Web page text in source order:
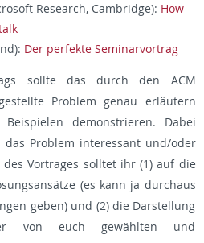
Research, Cambridge): How
Der perfekte Seminarvortrag
sollte das durch den ACM
Problem genau erläutern
demonstrieren. Dabei
Problem interessant und/oder
Vortrages solltet ihr (1) auf die
(es kann ja durchaus
geben) und (2) die Darstellung
von euch gewählten und